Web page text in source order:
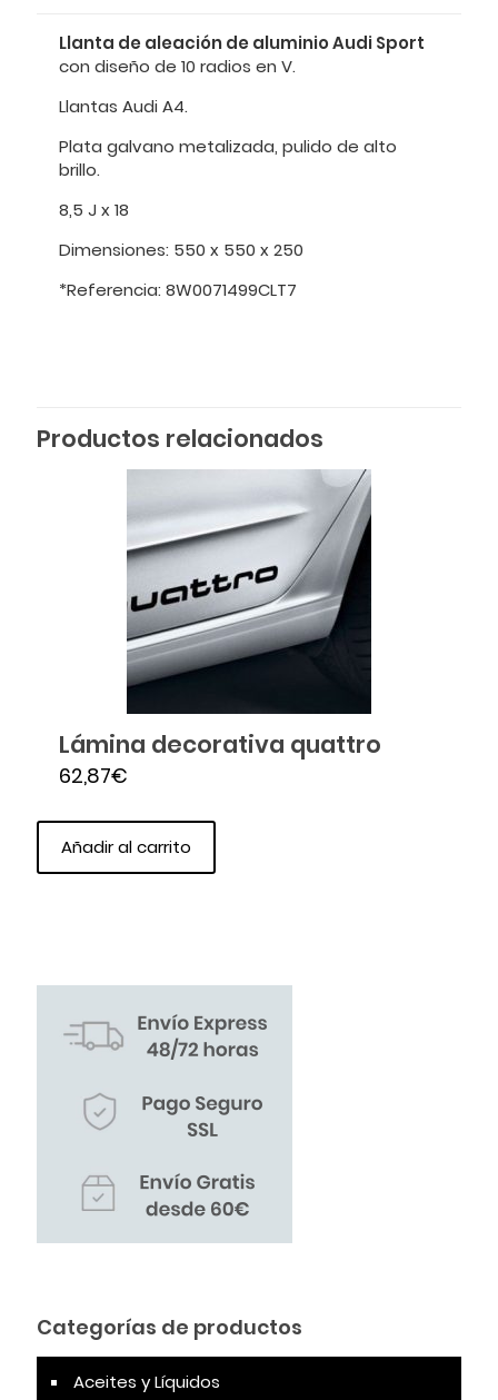
Llanta de aleación de aluminio Audi Sport
con diseño de 10 radios en V.
Llantas Audi A4.
Plata galvano metalizada, pulido de alto
brillo.
8,5 J x 18
Dimensiones: 550 x 550 x 250
*Referencia: 8W0071499CLT7
Productos relacionados
Lámina decorativa quattro
62,87€
Añadir al carrito
Categorías de productos
Aceites y Líquidos